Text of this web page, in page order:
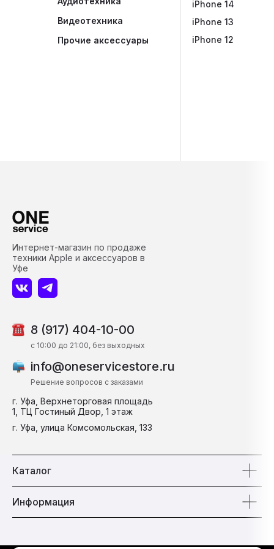
Видеотехника
Прочие аксессуары
iPhone 14
iPhone 13
iPhone 12
8 (917) 404-10-00
г. Уфа, Верхнеторговая площадь
1, ТЦ Гостиный Двор, 1 этаж
г. Уфа, улица Комсомольская, 133
info@oneservicestore.ru
c 10:00 до 21:00, без выходных
Решение вопросов с заказами
Интернет-магазин по продаже
техники Apple и аксессуаров в
Уфе
Каталог
Информация